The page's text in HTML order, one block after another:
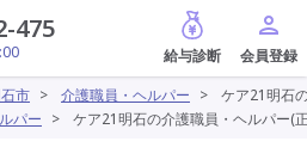
475 給与診断
市 > 介護職員・ヘルパー >
ケア21明石
パー > ケア21明石の介護職員・ヘルパー(